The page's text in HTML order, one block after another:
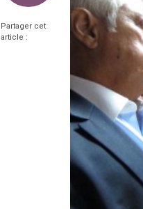
Partager cet
article :